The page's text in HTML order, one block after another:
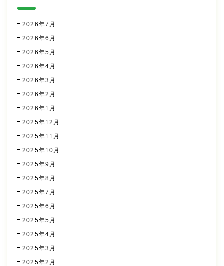
2026年7月
2026年6月
2026年5月
2026年4月
2026年3月
2026年2月
2026年1月
2025年12月
2025年11月
2025年10月
2025年9月
2025年8月
2025年7月
2025年6月
2025年5月
2025年4月
2025年3月
2025年2月